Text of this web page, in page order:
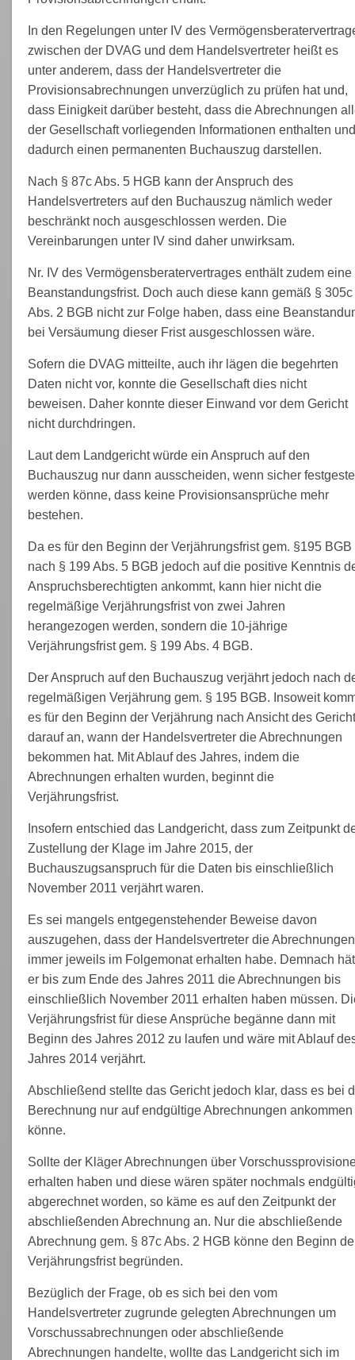
In den Regelungen unter IV des
zwischen der DVAG und dem Handelsvertreter heißt es
unter anderem, dass der Handelsvertreter die
Provisionsabrechnungen unverzüglich zu prüfen hat und,
dass Einigkeit darüber besteht, dass die Abrechnungen
der Gesellschaft vorliegenden Informationen enthalten und
dadurch einen permanenten Buchauszug darstellen.
Nach § 87c Abs. 5 HGB kann der Anspruch des
Handelsvertreters auf den Buchauszug nämlich weder
beschränkt noch ausgeschlossen werden. Die
Vereinbarungen unter IV sind daher unwirksam.
Nr. IV des Vermögensberatervertrages enthält zudem eine
Beanstandungsfrist. Doch auch diese kann gemäß § 305c
Abs. 2 BGB nicht zur Folge haben, dass eine
bei Versäumung dieser Frist ausgeschlossen wäre.
Sofern die DVAG mitteilte, auch ihr lägen die begehrten
Daten nicht vor, konnte die Gesellschaft dies nicht
beweisen. Daher konnte dieser Einwand vor dem Gericht
nicht durchdringen.
Laut dem Landgericht würde ein Anspruch auf den
Buchauszug nur dann ausscheiden, wenn sicher
werden könne, dass keine Provisionsansprüche mehr
bestehen.
Da es für den Beginn der Verjährungsfrist gem. §195 BGB
nach § 199 Abs. 5 BGB jedoch auf die positive Kenntnis
Anspruchsberechtigten ankommt, kann hier nicht die
regelmäßige Verjährungsfrist von zwei Jahren
herangezogen werden, sondern die 10-jährige
Verjährungsfrist gem. § 199 Abs. 4 BGB.
Der Anspruch auf den Buchauszug verjährt jedoch nach
regelmäßigen Verjährung gem. § 195 BGB. Insoweit
es für den Beginn der Verjährung nach Ansicht des
darauf an, wann der Handelsvertreter die Abrechnungen
bekommen hat. Mit Ablauf des Jahres, indem die
Abrechnungen erhalten wurden, beginnt die
Verjährungsfrist.
Insofern entschied das Landgericht, dass zum Zeitpunkt
Zustellung der Klage im Jahre 2015, der
Buchauszugsanspruch für die Daten bis einschließlich
November 2011 verjährt waren.
Es sei mangels entgegenstehender Beweise davon
auszugehen, dass der Handelsvertreter die Abrechnungen
immer jeweils im Folgemonat erhalten habe. Demnach
er bis zum Ende des Jahres 2011 die Abrechnungen bis
einschließlich November 2011 erhalten haben müssen.
Verjährungsfrist für diese Ansprüche begänne dann mit
Beginn des Jahres 2012 zu laufen und wäre mit Ablauf
Jahres 2014 verjährt.
Abschließend stellte das Gericht jedoch klar, dass es bei
Berechnung nur auf endgültige Abrechnungen ankommen
könne.
Sollte der Kläger Abrechnungen über
erhalten haben und diese wären später nochmals
abgerechnet worden, so käme es auf den Zeitpunkt der
abschließenden Abrechnung an. Nur die abschließende
Abrechnung gem. § 87c Abs. 2 HGB könne den Beginn
Verjährungsfrist begründen.
Bezüglich der Frage, ob es sich bei den vom
Handelsvertreter zugrunde gelegten Abrechnungen um
Vorschussabrechnungen oder abschließende
Abrechnungen handelte, wollte das Landgericht sich im